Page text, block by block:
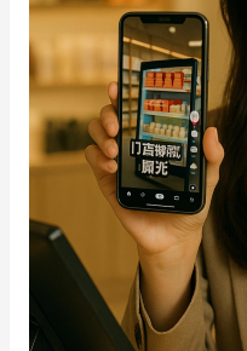
认证服务商
有赞云